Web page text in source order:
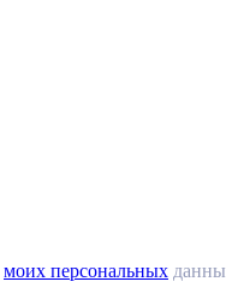
моих персональных